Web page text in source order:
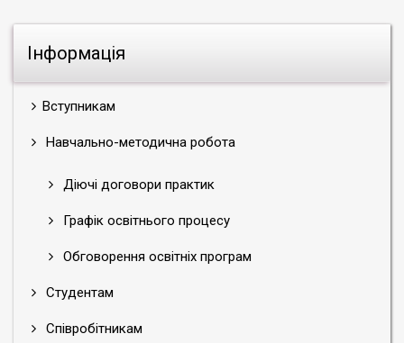
Інформація
Вступникам
Навчально-методична робота
Діючі договори практик
Графік освітнього процесу
Обговорення освітніх програм
Студентам
Співробітникам